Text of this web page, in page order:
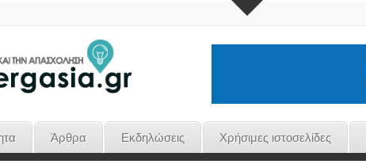
Άρθρα Εκδηλώσεις Χρήσιμες ιστοσελίδες